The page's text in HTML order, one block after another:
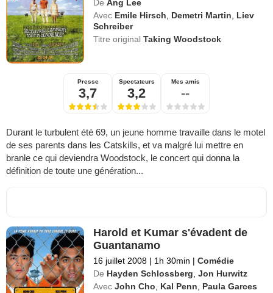
De Ang Lee
Avec Emile Hirsch Demetri Martin
Liev
Schreiber
Titre originalTaking Woodstock
Presse
3,7
Spectateurs
3,2
Mes amis
--
Durant le turbulent été 69, un jeune homme travaille dans le motel
de ses parents dans les Catskills, et va malgré lui mettre en
branle ce qui deviendra Woodstock, le concert qui donna la
définition de toute une génération...
Harold et Kumar s'évadent de
Guantanamo
16 juillet 2008 | 1h 30min | Comédie
De Hayden Schlossberg ,Jon Hurwitz
Avec John Cho Kal Penn
Paula Garces